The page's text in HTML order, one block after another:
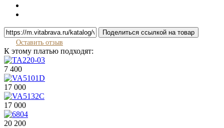
Поделиться ссылкой на товар
Оставить отзыв
К этому платью подходят:
7 400
17 000
17 000
20 200